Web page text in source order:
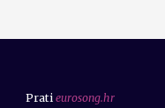
Prati eurosong.hr